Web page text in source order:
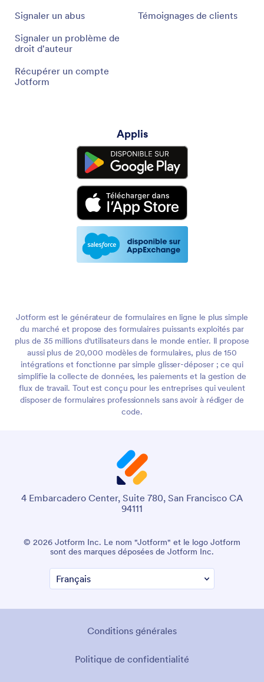
Signaler un abus
Signaler un problème de
droit d'auteur
Récupérer un compte
Jotform
Témoignages de clients
Applis
Jotform est le générateur de formulaires en ligne le plus simple
du marché et propose des formulaires puissants exploités par
plus de 35 millions d'utilisateurs dans le monde entier. Il propose
aussi plus de 20,000 modèles de formulaires, plus de 150
intégrations et fonctionne par simple glisser-déposer ; ce qui
simplifie la collecte de données, les paiements et la gestion de
flux de travail. Tout est conçu pour les entreprises qui veulent
disposer de formulaires professionnels sans avoir à rédiger de
code.
4 Embarcadero Center, Suite 780, San Francisco CA
94111
© 2026 Jotform Inc. Le nom "Jotform" et le logo Jotform
sont des marques déposées de Jotform Inc.
Conditions générales
Politique de confidentialité